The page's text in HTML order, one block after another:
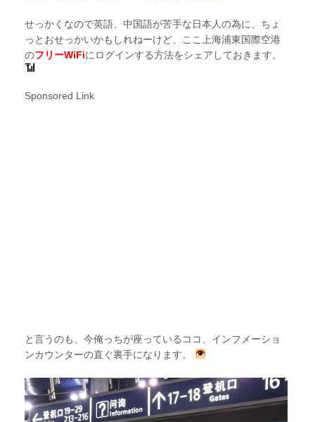
せっかくなので英語、中国語が苦手な日本人の為に、ちょ
っとおせっかいかもしれねーけど、ここ上海浦東国際空港
のフリーWiFiにログインする方法をシェアしておきます。
Sponsored Link
と言うのも、今俺っちが座っているココ、インフメーショ
ンカウンターの直ぐ裏手になります。